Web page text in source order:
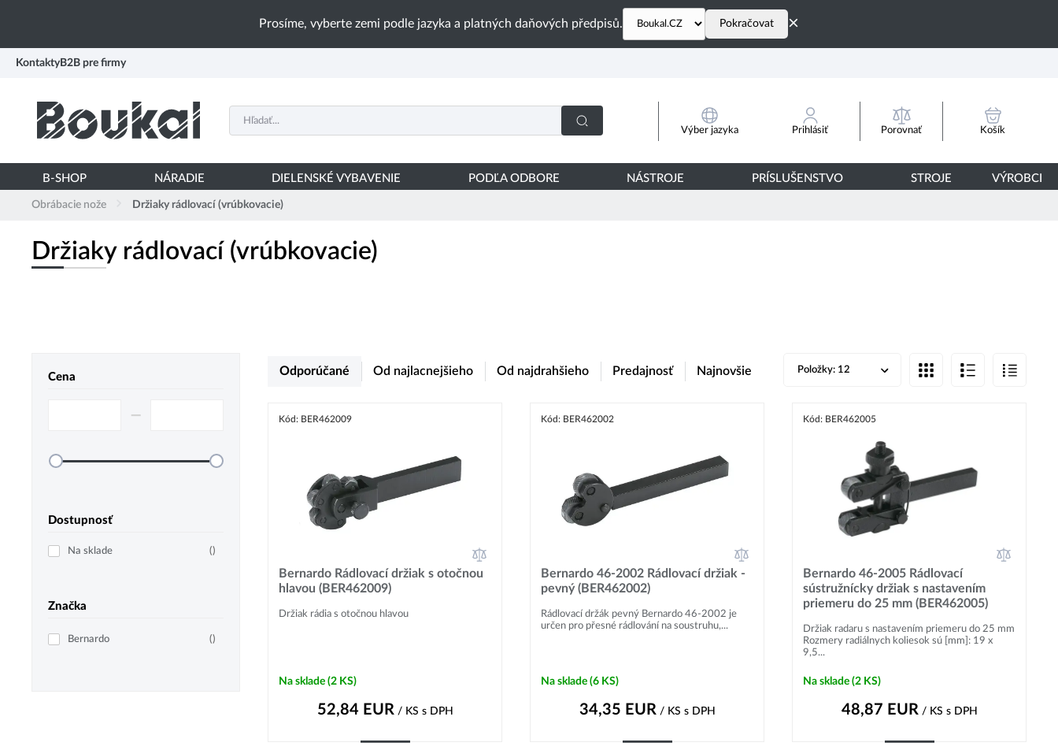
Prosíme, vyberte zemi podle jazyka a platných daňových předpisů. Pokračovat ×
Kontakty B2B pre firmy
Výber jazyka Prihlásiť Porovnať Košík
B-SHOP NÁRADIE DIELENSKÉ VYBAVENIE PODĽA ODBORE NÁSTROJE PRÍSLUŠENSTVO STROJE VÝROBCI
Obrábacie nože Držiaky rádlovací (vrúbkovacie)
Držiaky rádlovací (vrúbkovacie)
Cena
–⁠
Dostupnosť
Na sklade ()
Značka
Bernardo ()
Odporúčané Od najlacnejšieho Od najdrahšieho Predajnosť Najnovšie Položky: 12
Kód: BER462009
Bernardo Rádlovací držiak s otočnou
hlavou (BER462009)
Držiak rádia s otočnou hlavou
Na sklade (2 KS)
52,84 EUR/ KS s DPH
Kód: BER462002
Bernardo 46-2002 Rádlovací držiak -
pevný (BER462002)
Rádlovací držák pevný Bernardo 46-2002 je
určen pro přesné rádlování na soustruhu,...
Na sklade (6 KS)
34,35 EUR/ KS s DPH
Kód: BER462005
Bernardo 46-2005 Rádlovací
sústružnícky držiak s nastavením
priemeru do 25 mm (BER462005)
Držiak radaru s nastavením priemeru do 25 mm
Rozmery radiálnych koliesok sú [mm]: 19 x
9,5...
Na sklade (2 KS)
48,87 EUR/ KS s DPH